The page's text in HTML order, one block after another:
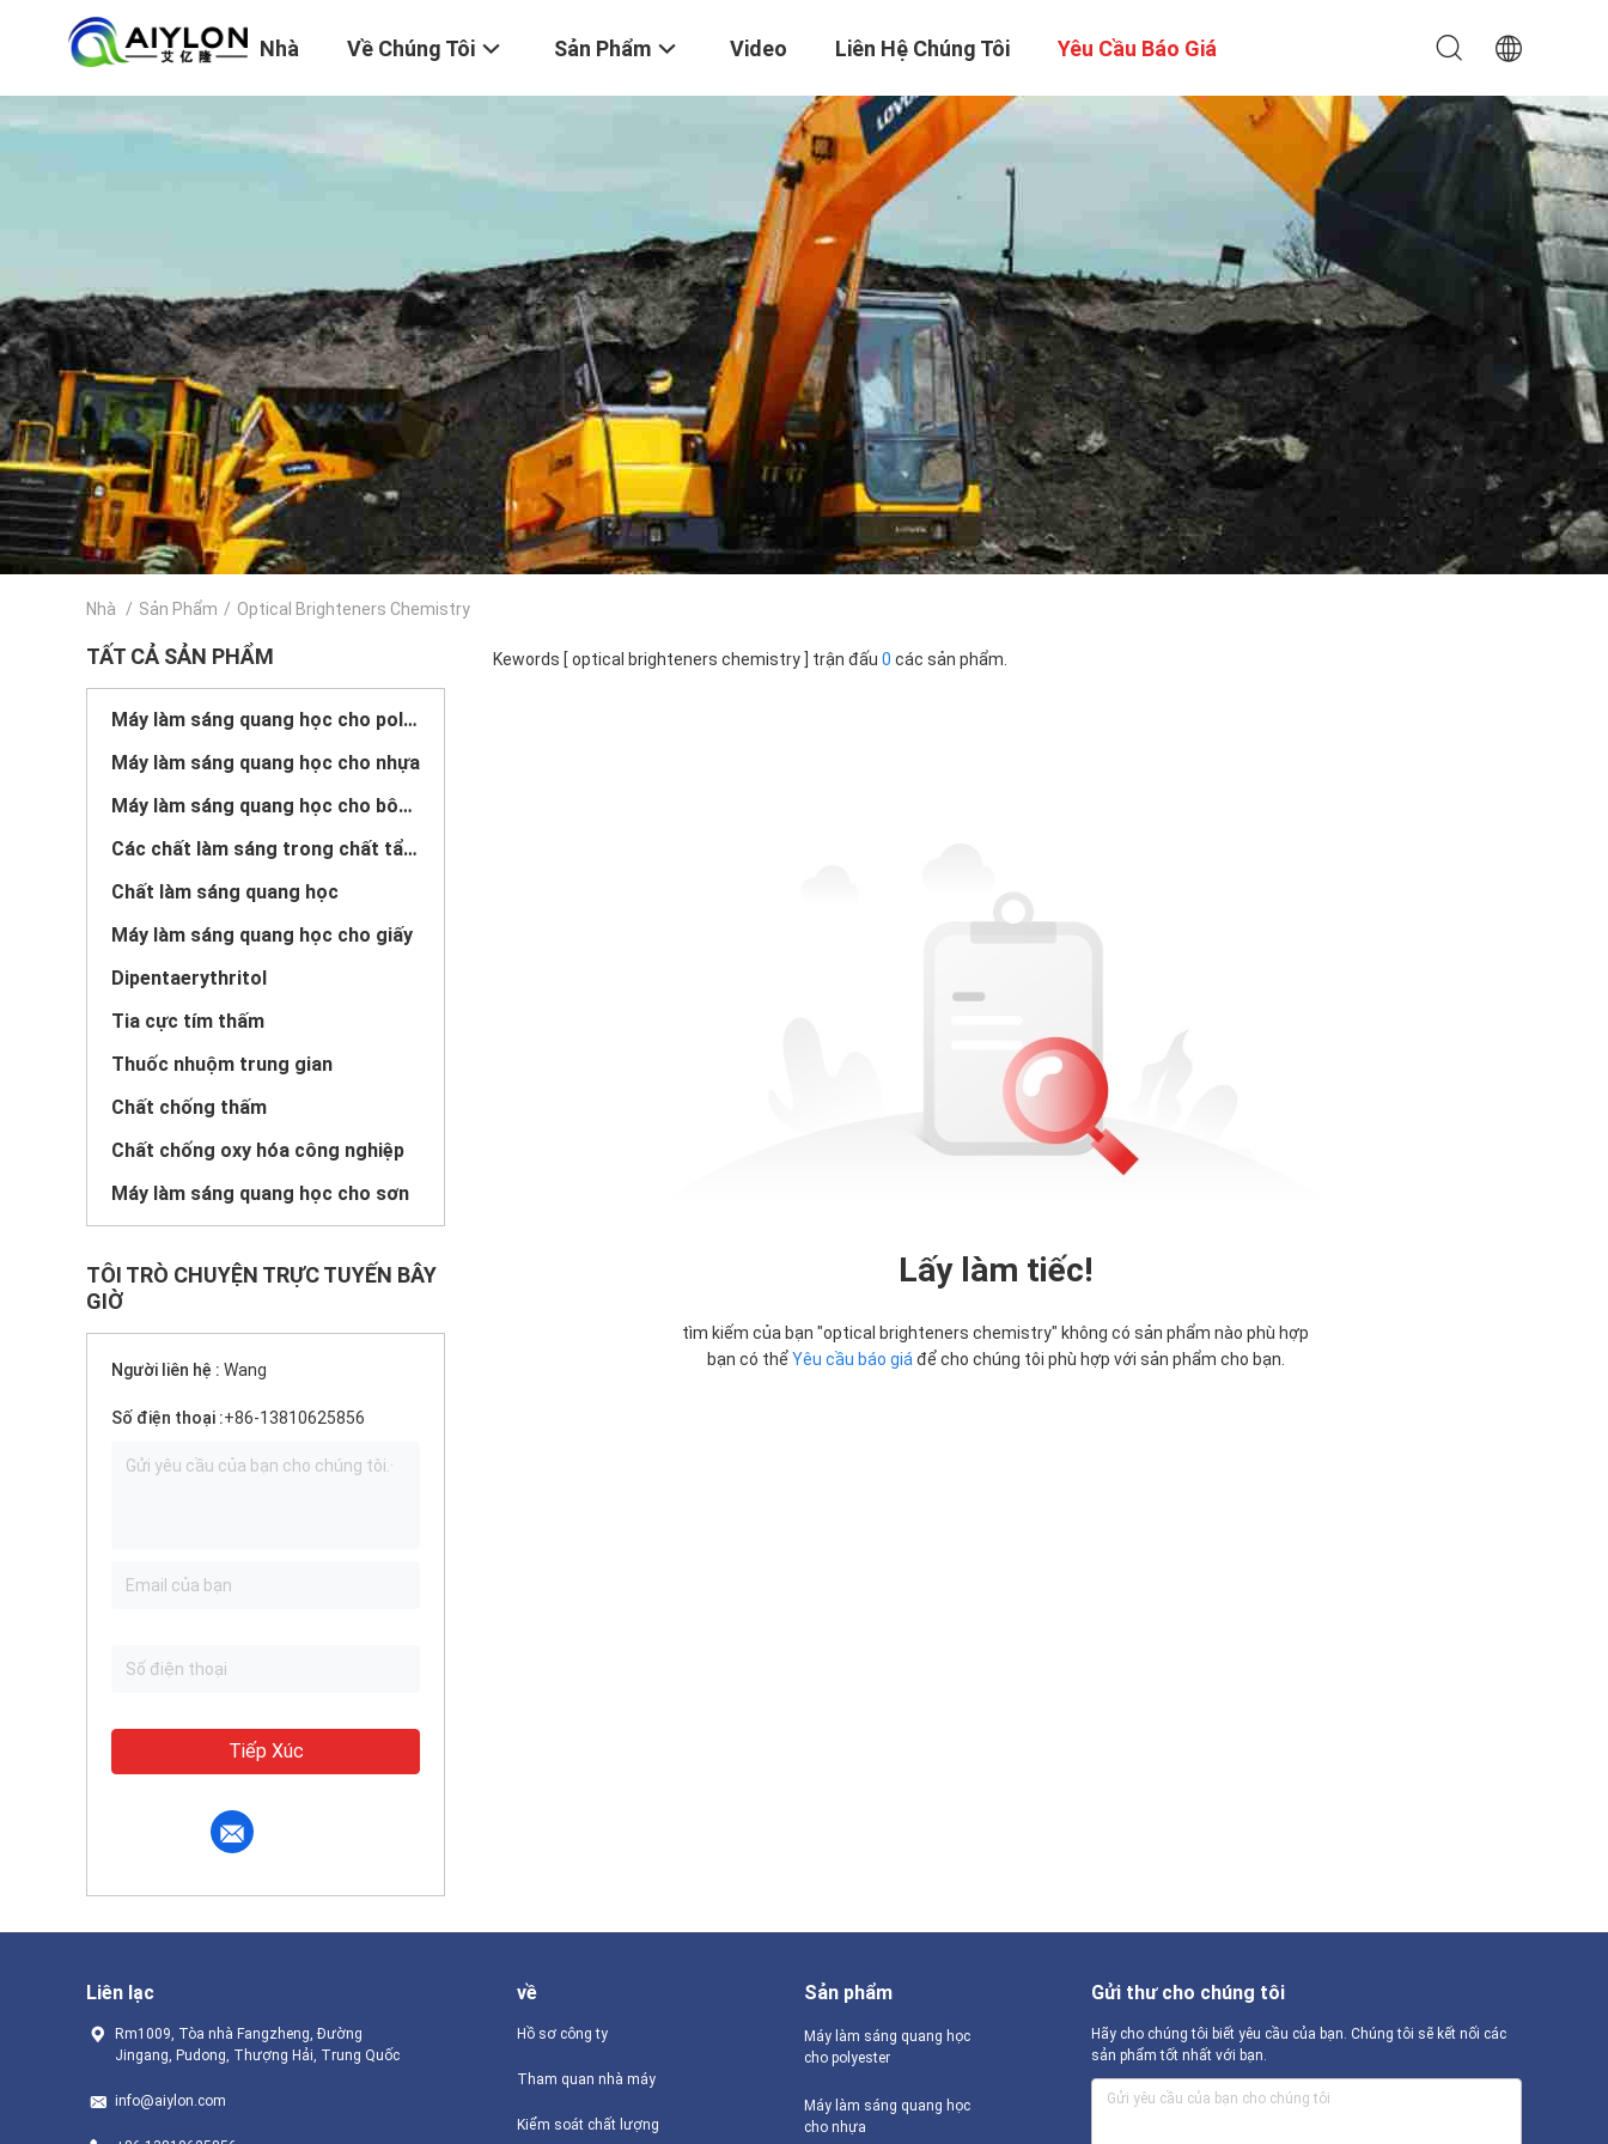
Nhà Về Chúng Tôi Sản Phẩm Video Liên Hệ Chúng Tôi Yêu Cầu Báo Giá
Nhà / Sản Phẩm / Optical Brighteners Chemistry
TẤT CẢ SẢN PHẨM
Máy làm sáng quang học cho polyester
Máy làm sáng quang học cho nhựa
Máy làm sáng quang học cho bông
Các chất làm sáng trong chất tẩy rửa
Chất làm sáng quang học
Máy làm sáng quang học cho giấy
Dipentaerythritol
Tia cực tím thấm
Thuốc nhuộm trung gian
Chất chống thấm
Chất chống oxy hóa công nghiệp
Máy làm sáng quang học cho sơn
TÔI TRÒ CHUYỆN TRỰC TUYẾN BÂY
GIỜ
Người liên hệ : Wang
Số điện thoại :+86-13810625856
Tiếp Xúc
Kewords [ optical brighteners chemistry ] trận đấu 0 các sản phẩm.
Lấy làm tiếc!
tìm kiếm của bạn "optical brighteners chemistry" không có sản phẩm nào phù hợp
bạn có thểYêu cầu báo giá để cho chúng tôi phù hợp với sản phẩm cho bạn.
Liên lạc
Rm1009, Tòa nhà Fangzheng, Đường
Jingang, Pudong, Thượng Hải, Trung Quốc
info@aiylon.com
về
Hồ sơ công ty
Tham quan nhà máy
Kiểm soát chất lượng
Sản phẩm
Máy làm sáng quang học
cho polyester
Máy làm sáng quang học
cho nhựa
Gửi thư cho chúng tôi
Hãy cho chúng tôi biết yêu cầu của bạn. Chúng tôi sẽ kết nối các
sản phẩm tốt nhất với bạn.